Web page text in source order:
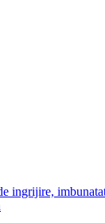
ingrijire,